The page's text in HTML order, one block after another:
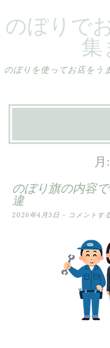
のぼりで
集
のぼりを使ってお店をう
テ
ン
月:
のぼり旗の内容
違
2026年4月3日 コメントする